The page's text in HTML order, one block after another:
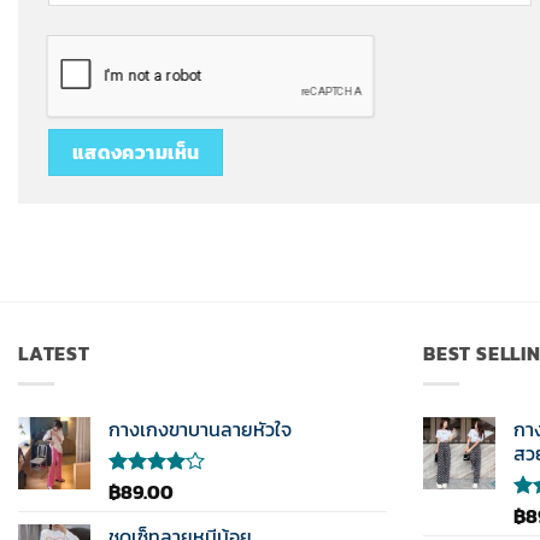
LATEST
กางเกงขาบานลายหัวใจ
ให้
4.00
฿89.00
BEST
ก
ส
ให้
฿